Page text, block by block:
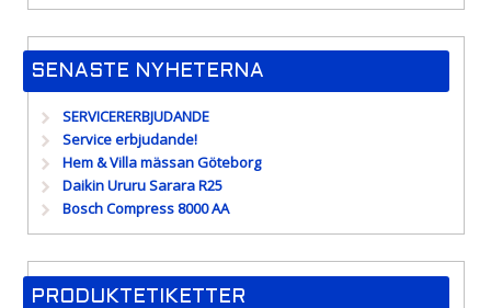
SENASTE NYHETERNA
SERVICERERBJUDANDE
Service erbjudande!
Hem & Villa mässan Göteborg
Daikin Ururu Sarara R25
Bosch Compress 8000 AA
PRODUKTETIKETTER